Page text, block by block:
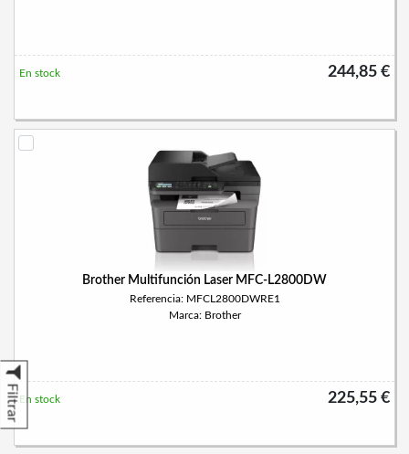
Filtrar
244,85 €
En stock
Brother Multifunción Laser MFC-L2800DW
Referencia: MFCL2800DWRE1
Marca: Brother
225,55 €
En stock